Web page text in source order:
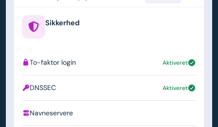
Sikkerhed
To-faktor login Aktiveret
DNSSEC Aktiveret
Navneservere